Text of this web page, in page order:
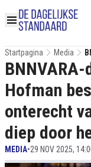
Startpagina Media
Hofman
onterecht
diep door
MEDIA•29 NOV 2025,